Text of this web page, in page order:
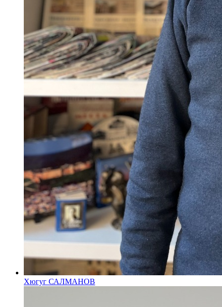
Хюгуг САЛМАНОВ